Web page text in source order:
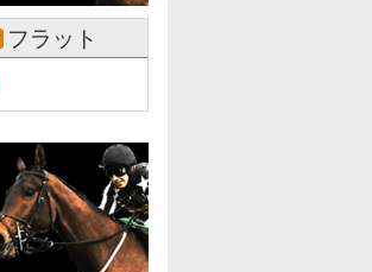
フラット